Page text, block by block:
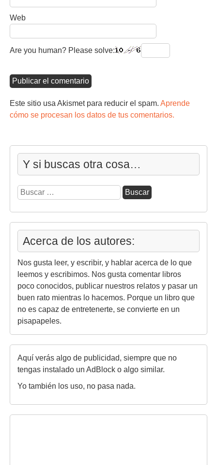
Web
Are you human? Please solve:
Este sitio usa Akismet para reducir el spam. Aprende
cómo se procesan los datos de tus comentarios.
Y si buscas otra cosa…
Buscar:
Acerca de los autores:
Nos gusta leer, y escribir, y hablar acerca de lo que
leemos y escribimos. Nos gusta comentar libros
poco conocidos, publicar nuestros relatos y pasar un
buen rato mientras lo hacemos. Porque un libro que
no es capaz de entretenerte, se convierte en un
pisapapeles.
Aquí verás algo de publicidad, siempre que no
tengas instalado un AdBlock o algo similar.
Yo también los uso, no pasa nada.